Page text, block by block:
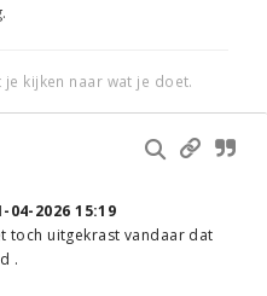
kijken naar wat je doet.
04-2026 15:19
toch uitgekrast vandaar dat
.